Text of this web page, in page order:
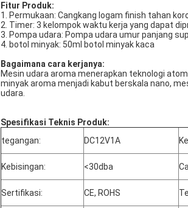
Fitur Produk:
1. Permukaan: Cangkang logam finish tahan
2. Timer: 3 kelompok waktu kerja yang dapat
3. Pompa udara: Pompa udara umur panjang
4. botol minyak: 50ml botol minyak kaca
Bagaimana cara kerjanya:
Mesin udara aroma menerapkan teknologi
minyak aroma menjadi kabut berskala nano,
udara.
Spesifikasi Teknis Produk:
tegangan:
DC12V1A
Kebisingan: <30dba
Sertifikasi: CE, ROHS